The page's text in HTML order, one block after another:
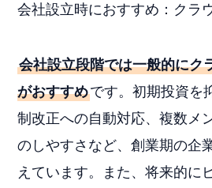
会社設立時におすすめ：クラ
会社設立段階では一般的にク
がおすすめです。初期投資を
制改正への自動対応、複数メ
のしやすさなど、創業期の企
えています。また、将来的に